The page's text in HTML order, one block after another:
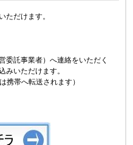
ただけます。
委託事業者）へ連絡をいただく
みいただけます。
携帯へ転送されます）